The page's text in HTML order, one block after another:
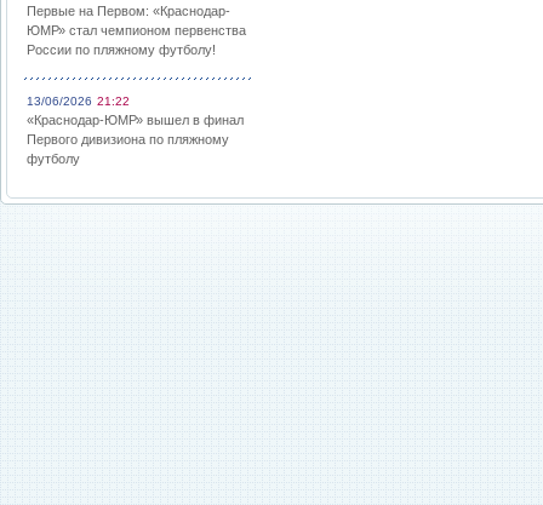
Первые на Первом: «Краснодар-
ЮМР» стал чемпионом первенства
России по пляжному футболу!
13/06/2026 21:22
«Краснодар-ЮМР» вышел в финал
Первого дивизиона по пляжному
футболу